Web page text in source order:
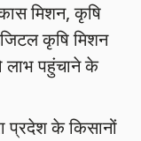
मिशन, कृषि
कृषि मिशन
लाभ पहुंचाने के
प्रदेश के किसानों